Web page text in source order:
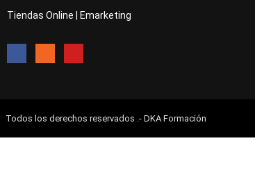
Tiendas Online | Emarketing
Todos los derechos reservados .- DKA Formación